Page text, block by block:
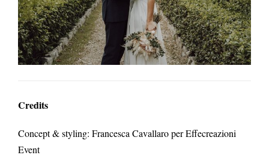
Credits
Concept & styling: Francesca Cavallaro per Effecreazioni
Event